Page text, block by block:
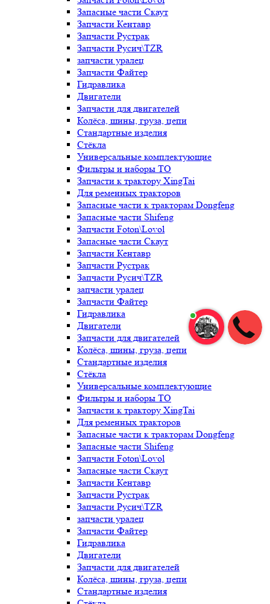
Запасные части Скаут
Запчасти Кентавр
Запчасти Рустрак
Запчасти Русич\TZR
запчасти уралец
Запчасти Файтер
Гидравлика
Двигатели
Запчасти для двигателей
Колёса, шины, груза, цепи
Стандартные изделия
Стёкла
Универсальные комплектующие
Фильтры и наборы ТО
Запчасти к трактору XingTai
Для ременных тракторов
Запасные части к тракторам Dongfeng
Запасные части Shifeng
Запчасти Foton\Lovol
Запасные части Скаут
Запчасти Кентавр
Запчасти Рустрак
Запчасти Русич\TZR
запчасти уралец
Запчасти Файтер
Гидравлика
Двигатели
Запчасти для двигателей
Колёса, шины, груза, цепи
Стандартные изделия
Стёкла
Универсальные комплектующие
Фильтры и наборы ТО
Запчасти к трактору XingTai
Для ременных тракторов
Запасные части к тракторам Dongfeng
Запасные части Shifeng
Запчасти Foton\Lovol
Запасные части Скаут
Запчасти Кентавр
Запчасти Рустрак
Запчасти Русич\TZR
запчасти уралец
Запчасти Файтер
Гидравлика
Двигатели
Запчасти для двигателей
Колёса, шины, груза, цепи
Стандартные изделия